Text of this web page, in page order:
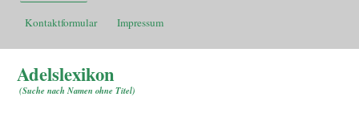
Kontaktformular Impressum
Adelslexikon
(Suche nach Namen ohne Titel)